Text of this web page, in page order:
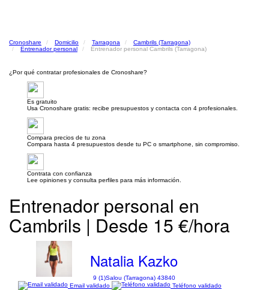
Cronoshare Domicilio Tarragona
Cambrils (Tarragona)
Entrenador personal
Entrenador personal Cambrils (Tarragona)
¿Por qué contratar profesionales de Cronoshare?
Es gratuito
Usa Cronoshare gratis: recibe presupuestos y contacta con 4 profesionales.
Compara precios de tu zona
Compara hasta 4 presupuestos desde tu PC o smartphone, sin compromiso.
Contrata con confianza
Lee opiniones y consulta perfiles para más información.
Entrenador personal en
Cambrils | Desde 15 €/hora
Natalia Kazko
9 (1)Salou (Tarragona) 43840
Email validado
Teléfono validado